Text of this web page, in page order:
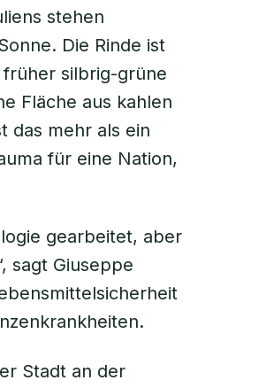
stehen
Die Rinde ist
silbrig-grüne
Fläche aus kahlen
das mehr als ein
für eine Nation,
gearbeitet, aber
sagt Giuseppe
Stadt an der